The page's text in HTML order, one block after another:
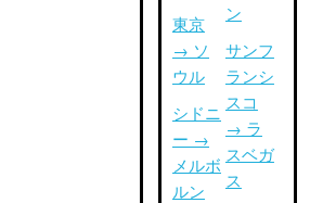
東京
→ ソ
ウル
シドニ
ー →
メルボ
ルン
ン
サンフ
ランシ
スコ
→ ラ
スベガ
ス